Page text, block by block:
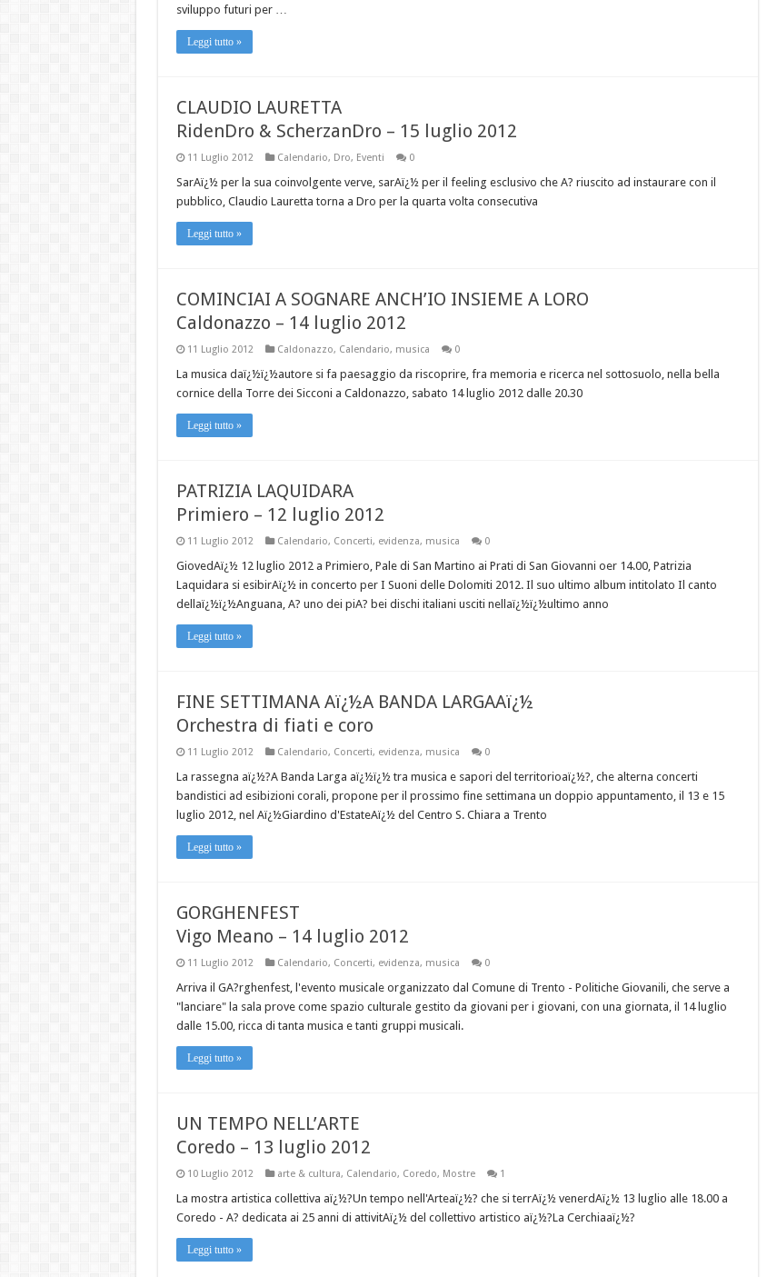
sviluppo futuri per …
Leggi tutto »
CLAUDIO LAURETTA
RidenDro & ScherzanDro – 15 luglio 2012
11 Luglio 2012 Calendario, Dro, Eventi 0
SarAï¿½ per la sua coinvolgente verve, sarAï¿½ per il feeling esclusivo che A? riuscito ad instaurare con il
pubblico, Claudio Lauretta torna a Dro per la quarta volta consecutiva
Leggi tutto »
COMINCIAI A SOGNARE ANCH’IO INSIEME A LORO
Caldonazzo – 14 luglio 2012
11 Luglio 2012 Caldonazzo, Calendario, musica 0
La musica daï¿½ï¿½autore si fa paesaggio da riscoprire, fra memoria e ricerca nel sottosuolo, nella bella
cornice della Torre dei Sicconi a Caldonazzo, sabato 14 luglio 2012 dalle 20.30
Leggi tutto »
PATRIZIA LAQUIDARA
Primiero – 12 luglio 2012
11 Luglio 2012 Calendario, Concerti, evidenza, musica 0
GiovedAï¿½ 12 luglio 2012 a Primiero, Pale di San Martino ai Prati di San Giovanni oer 14.00, Patrizia
Laquidara si esibirAï¿½ in concerto per I Suoni delle Dolomiti 2012. Il suo ultimo album intitolato Il canto
dellaï¿½ï¿½Anguana, A? uno dei piA? bei dischi italiani usciti nellaï¿½ï¿½ultimo anno
Leggi tutto »
FINE SETTIMANA Aï¿½A BANDA LARGAAï¿½
Orchestra di fiati e coro
11 Luglio 2012 Calendario, Concerti, evidenza, musica 0
La rassegna aï¿½?A Banda Larga aï¿½ï¿½ tra musica e sapori del territorioaï¿½?, che alterna concerti
bandistici ad esibizioni corali, propone per il prossimo fine settimana un doppio appuntamento, il 13 e 15
luglio 2012, nel Aï¿½Giardino d'EstateAï¿½ del Centro S. Chiara a Trento
Leggi tutto »
GORGHENFEST
Vigo Meano – 14 luglio 2012
11 Luglio 2012 Calendario, Concerti, evidenza, musica 0
Arriva il GA?rghenfest, l'evento musicale organizzato dal Comune di Trento - Politiche Giovanili, che serve a
"lanciare" la sala prove come spazio culturale gestito da giovani per i giovani, con una giornata, il 14 luglio
dalle 15.00, ricca di tanta musica e tanti gruppi musicali.
Leggi tutto »
UN TEMPO NELL’ARTE
Coredo – 13 luglio 2012
10 Luglio 2012 arte & cultura, Calendario, Coredo, Mostre 1
La mostra artistica collettiva aï¿½?Un tempo nell'Arteaï¿½? che si terrAï¿½ venerdAï¿½ 13 luglio alle 18.00 a
Coredo - A? dedicata ai 25 anni di attivitAï¿½ del collettivo artistico aï¿½?La Cerchiaaï¿½?
Leggi tutto »